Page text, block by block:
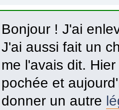
Bonjour ! J'ai
J'ai aussi fait un
me l'avais dit.
pochée et
donner un autre